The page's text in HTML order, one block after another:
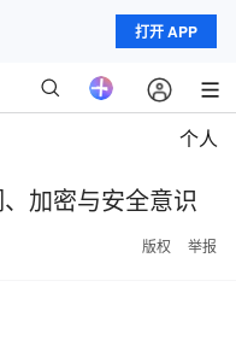
打开 APP
个人
加密与安全意识
版权 举报